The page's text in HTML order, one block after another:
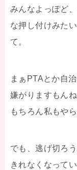
みんなよっぽど
な押し付けみた
て。
まぁPTAとか自
嫌がりますもん
もちろん私もや
でも、逃げ切ろ
きれなくなって